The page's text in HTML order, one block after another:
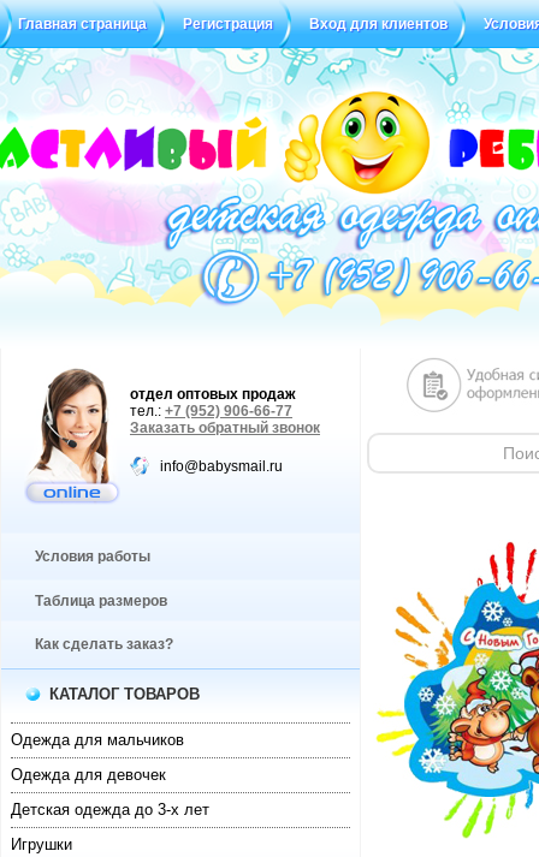
Главная страница Регистрация Вход для клиентов
Статус заказа Отзывы
отдел оптовых продаж
тел.: +7 (952) 906-66-77
Заказать обратный звонок
info@babysmail.ru
Условия работы
Таблица размеров
Как сделать заказ?
КАТАЛОГ ТОВАРОВ
Одежда для мальчиков
Одежда для девочек
Детская одежда до 3-х лет
Игрушки